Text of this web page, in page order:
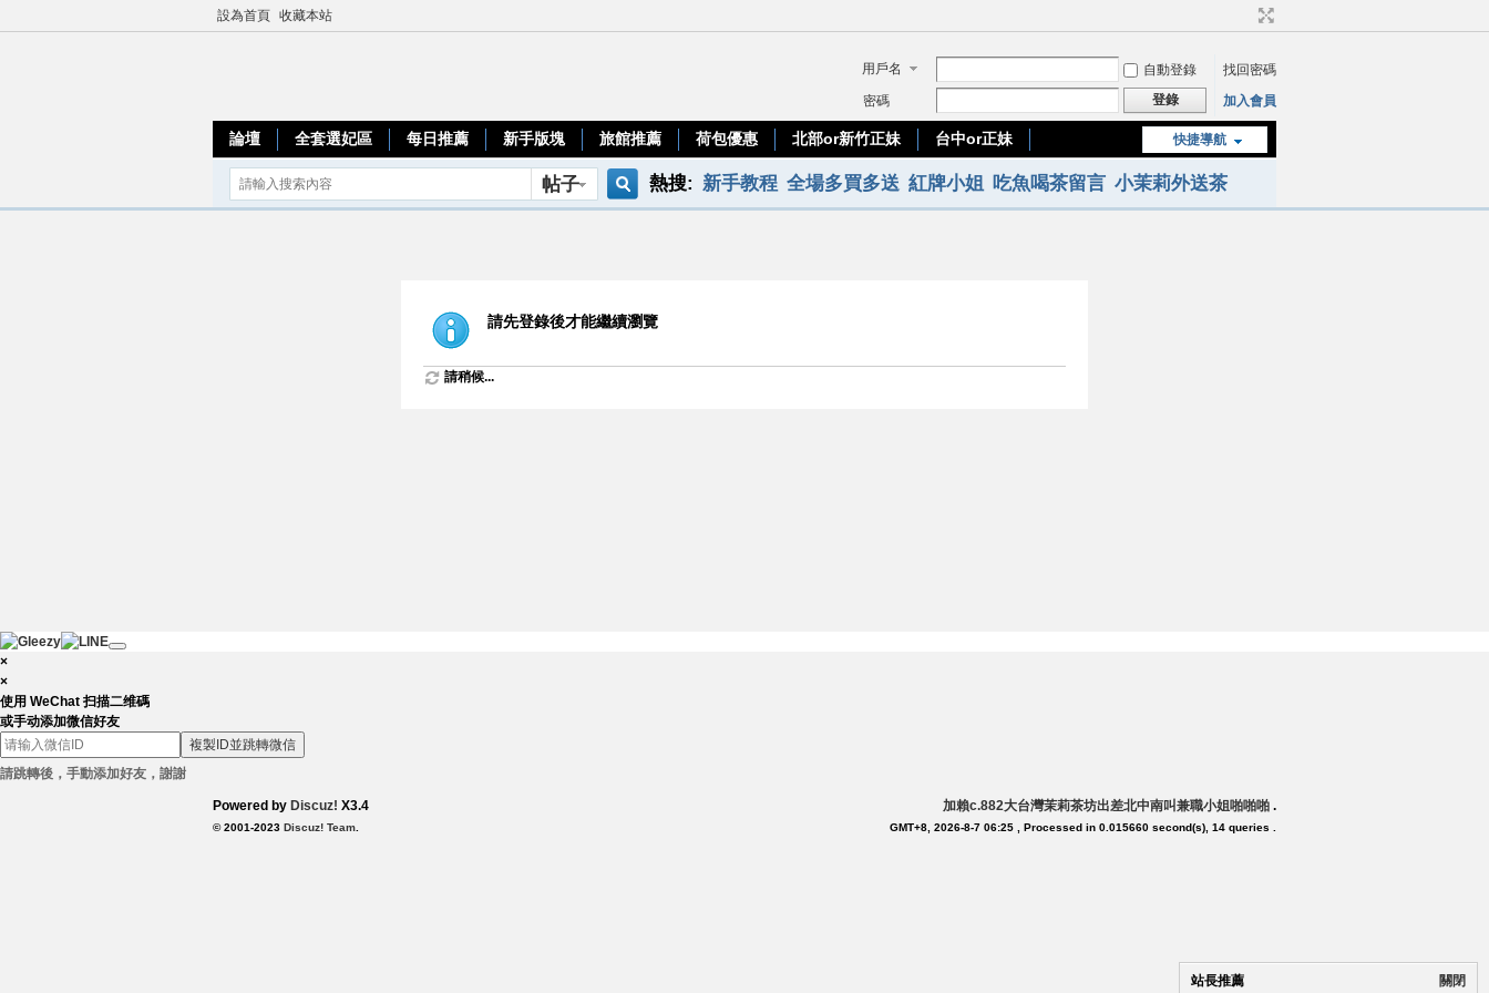
設為首頁 收藏本站
用戶名 自動登錄
找回密碼
密碼
登錄 加入會員
快捷導航
論壇 全套選妃區 每日推薦 新手版塊 旅館推薦 荷包優惠 北部or新竹正妹
台中or正妹
台南or高雄正妹
帖子
索
熱搜: 新手教程 全場多買多送 紅牌小姐 吃魚喝茶留言 小茉莉外送茶
請先登錄後才能繼續瀏覽
請稍候...
關閉
站長推薦
×
×
使用 WeChat 扫描二维碼
或手动添加微信好友
複製ID並跳轉微信
請跳轉後，手動添加好友，謝謝
加賴c.882大台灣茉莉茶坊出差北中南叫兼職小姐啪啪啪 .
GMT+8, 2026-8-7 06:25 , Processed in 0.015660 second(s), 14 queries .
Powered by Discuz! X3.4
© 2001-2023 Discuz! Team